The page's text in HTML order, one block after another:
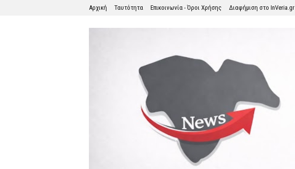
Αρχική Ταυτότητα Επικοινωνία - Όροι Χρήσης Διαφήμιση στο InVeria.gr